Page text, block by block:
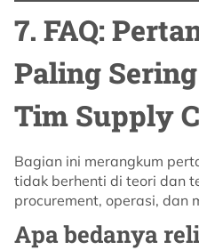
7. FAQ:
Paling
Tim Supply
Bagian ini merangkum
tidak berhenti di teori dan
procurement, operasi, dan
Apa bedanya